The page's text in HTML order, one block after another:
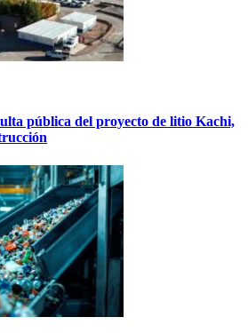
pública del proyecto de litio Kachi,